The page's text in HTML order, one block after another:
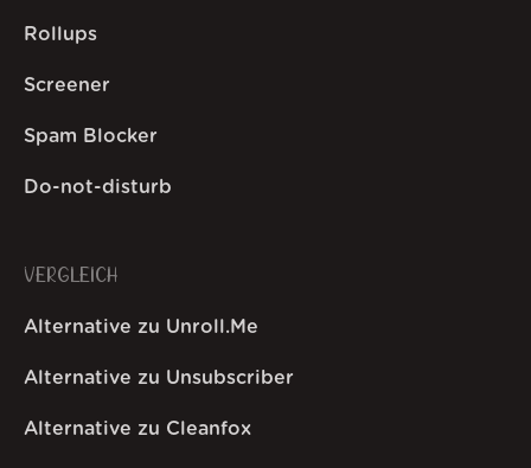
Rollups
Screener
Spam Blocker
Do-not-disturb
VERGLEICH
Alternative zu Unroll.Me
Alternative zu Unsubscriber
Alternative zu Cleanfox